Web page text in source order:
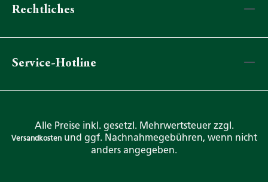
Rechtliches
Service-Hotline
Alle Preise inkl. gesetzl. Mehrwertsteuer zzgl.
Versandkostenund ggf. Nachnahmegebühren, wenn nicht
anders angegeben.